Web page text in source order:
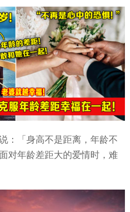
：「身高不是距离，年龄不
对年龄差距大的爱情时，难